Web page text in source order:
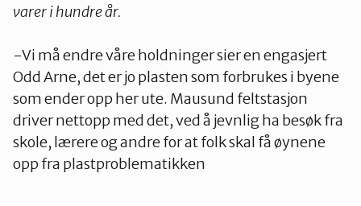
varer i hundre år.
-Vi må endre våre holdninger sier en engasjert
Odd Arne, det er jo plasten som forbrukes i byene
som ender opp her ute. Mausund feltstasjon
driver nettopp med det, ved å jevnlig ha besøk fra
skole, lærere og andre for at folk skal få øynene
opp fra plastproblematikken